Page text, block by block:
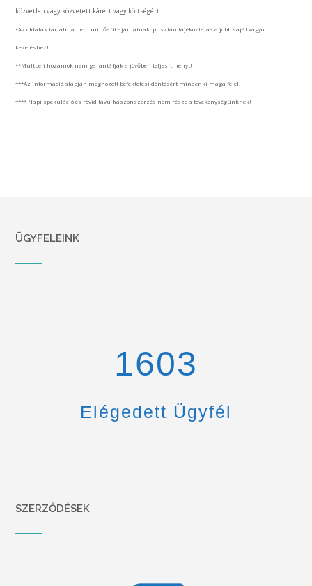
közvetlen vagy közvetett kárért vagy költségért.
*Az oldalak tartalma nem minősül ajánlatnak, pusztán tájékoztatás a jobb saját vagyon
kezeléshez!
**Múltbeli hozamok nem garantálják a jövőbeli teljesítményt!
***Az információ alapján meghozott befektetési döntésért mindenki maga felel!
**** Napi spekuláció és rövid távú haszonszerzés nem része a tevékenységünknek!
ÜGYFELEINK
1670
Elégedett Ügyfél
SZERZŐDÉSEK